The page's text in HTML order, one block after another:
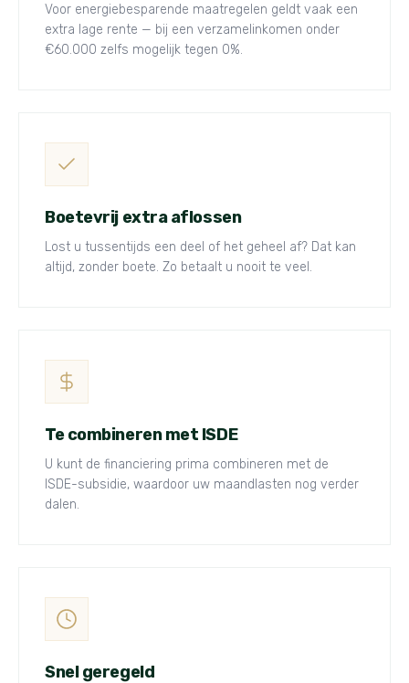
Voor energiebesparende maatregelen geldt vaak een
extra lage rente — bij een verzamelinkomen onder
€60.000 zelfs mogelijk tegen 0%.
Boetevrij extra aflossen
Lost u tussentijds een deel of het geheel af? Dat kan
altijd, zonder boete. Zo betaalt u nooit te veel.
Te combineren met ISDE
U kunt de financiering prima combineren met de
ISDE-subsidie, waardoor uw maandlasten nog verder
dalen.
Snel geregeld